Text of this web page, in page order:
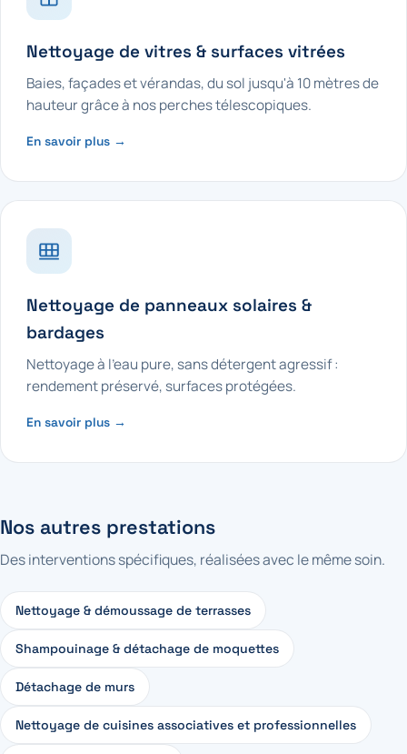
Nettoyage de vitres & surfaces vitrées
Baies, façades et vérandas, du sol jusqu'à 10 mètres de
hauteur grâce à nos perches télescopiques.
En savoir plus →
Nettoyage de panneaux solaires &
bardages
Nettoyage à l'eau pure, sans détergent agressif :
rendement préservé, surfaces protégées.
En savoir plus →
Nos autres prestations
Des interventions spécifiques, réalisées avec le même soin.
Nettoyage & démoussage de terrasses
Shampouinage & détachage de moquettes
Détachage de murs
Nettoyage de cuisines associatives et professionnelles